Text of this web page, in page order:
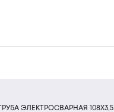
ТРУБА ЭЛЕКТРОСВАРНАЯ 108Х3,5